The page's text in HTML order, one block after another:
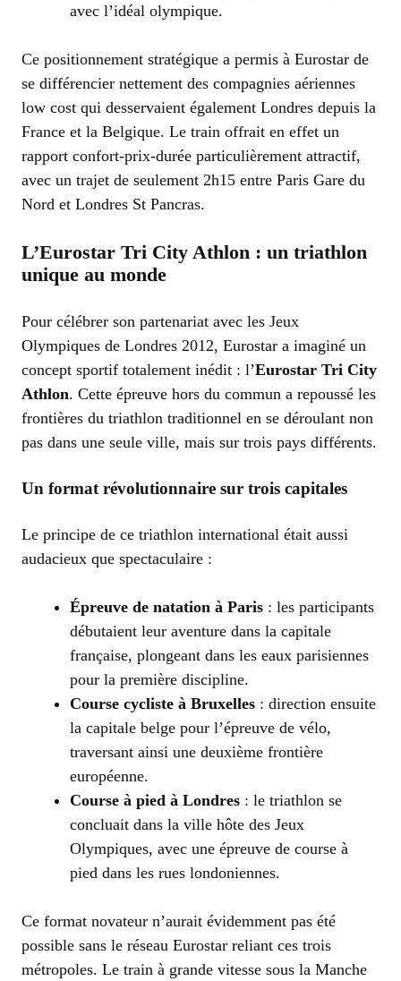
avec l’idéal olympique.
Ce positionnement stratégique a permis à Eurostar de
se différencier nettement des compagnies aériennes
low cost qui desservaient également Londres depuis la
France et la Belgique. Le train offrait en effet un
rapport confort-prix-durée particulièrement attractif,
avec un trajet de seulement 2h15 entre Paris Gare du
Nord et Londres St Pancras.
L’Eurostar Tri City Athlon : un triathlon
unique au monde
Pour célébrer son partenariat avec les Jeux
Olympiques de Londres 2012, Eurostar a imaginé un
concept sportif totalement inédit : l’Eurostar Tri City
Athlon. Cette épreuve hors du commun a repoussé les
frontières du triathlon traditionnel en se déroulant non
pas dans une seule ville, mais sur trois pays différents.
Un format révolutionnaire sur trois capitales
Le principe de ce triathlon international était aussi
audacieux que spectaculaire :
Épreuve de natation à Paris : les participants
débutaient leur aventure dans la capitale
française, plongeant dans les eaux parisiennes
pour la première discipline.
Course cycliste à Bruxelles : direction ensuite
la capitale belge pour l’épreuve de vélo,
traversant ainsi une deuxième frontière
européenne.
Course à pied à Londres : le triathlon se
concluait dans la ville hôte des Jeux
Olympiques, avec une épreuve de course à
pied dans les rues londoniennes.
Ce format novateur n’aurait évidemment pas été
possible sans le réseau Eurostar reliant ces trois
métropoles. Le train à grande vitesse sous la Manche